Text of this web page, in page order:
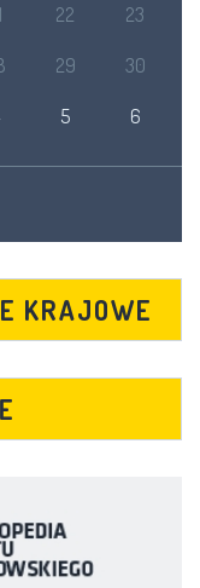
22 23
29 30
5 6
KRAJOWE